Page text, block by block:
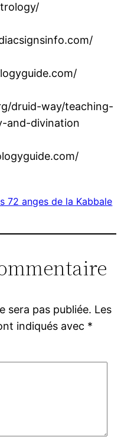
druid-way/teaching-
and-divination
72 anges de la Kabbale
sera pas publiée. Les
indiqués avec *